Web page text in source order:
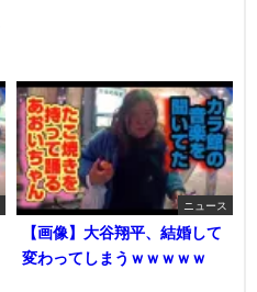
ニュース
【画像】大谷翔平、結婚して
変わってしまうｗｗｗｗｗ